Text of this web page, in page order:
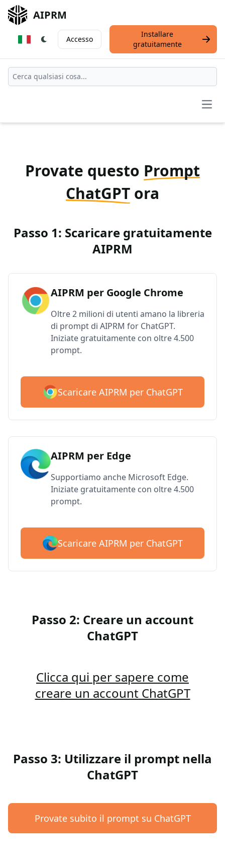
AIPRM
Accesso
Installare
gratuitamente
Provate questo Prompt
ChatGPT ora
Passo 1: Scaricare gratuitamente
AIPRM
AIPRM per Google Chrome
Oltre 2 milioni di utenti amano la libreria
di prompt di AIPRM for ChatGPT.
Iniziate gratuitamente con oltre 4.500
prompt.
Scaricare AIPRM per ChatGPT
AIPRM per Edge
Supportiamo anche Microsoft Edge.
Iniziate gratuitamente con oltre 4.500
prompt.
Scaricare AIPRM per ChatGPT
Passo 2: Creare un account
ChatGPT
Clicca qui per sapere come
creare un account ChatGPT
Passo 3: Utilizzare il prompt nella
ChatGPT
Provate subito il prompt su ChatGPT